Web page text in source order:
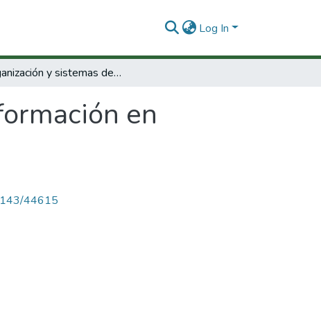
Log In
Organización y sistemas de información en Colciencias.
en
44615